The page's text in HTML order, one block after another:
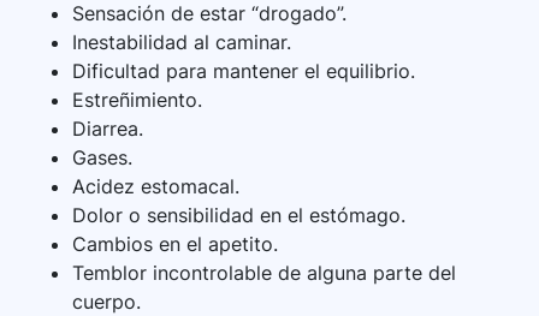
Sensación de estar “drogado”.
Inestabilidad al caminar.
Dificultad para mantener el equilibrio.
Estreñimiento.
Diarrea.
Gases.
Acidez estomacal.
Dolor o sensibilidad en el estómago.
Cambios en el apetito.
Temblor incontrolable de alguna parte del
cuerpo.